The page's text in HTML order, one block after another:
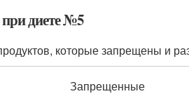
диете №5
которые запрещены и
Запрещенные